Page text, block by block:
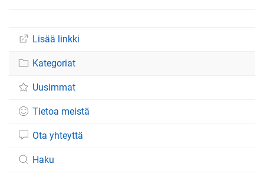
Lisää linkki
Kategoriat
Uusimmat
Tietoa meistä
Ota yhteyttä
Haku